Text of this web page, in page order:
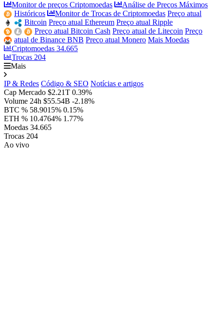
Monitor de preços Criptomoedas
Análise de Preços Máximos
Históricos
Monitor de Trocas de Criptomoedas Preço atual
Bitcoin Preço atual Ethereum Preço atual Ripple
Preço atual Bitcoin Cash Preço atual de Litecoin Preço
atual de Binance BNB Preço atual Monero Mais Moedas
Criptomoedas 34.665
Trocas 204
Mais
IP & Redes Código & SEO Notícias e artigos
Cap Mercado $2.21T 0.39%
Volume 24h $55.54B -2.18%
BTC % 58.9015% 0.15%
ETH % 10.4764% 1.77%
Moedas 34.665
Trocas 204
Ao vivo